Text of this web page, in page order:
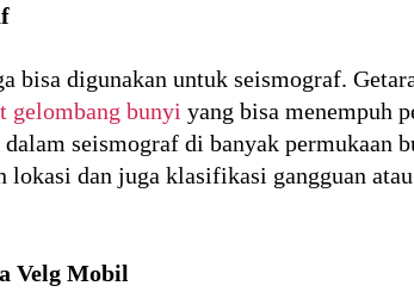
bisa digunakan untuk seismograf.
gelombang bunyi yang bisa menempuh
seismograf di banyak permukaan
lokasi dan juga klasifikasi gangguan
Velg Mobil